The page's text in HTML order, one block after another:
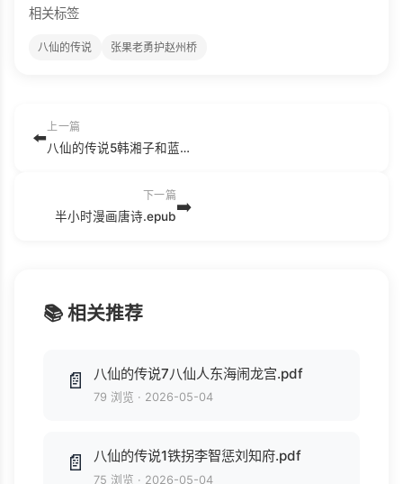
相关标签
八仙的传说 张果老勇护赵州桥
⬅️
上一篇
八仙的传说5韩湘子和蓝采和.pdf
下一篇
半小时漫画唐诗.epub➡️
📚 相关推荐
📄 八仙的传说7八仙人东海闹龙宫.pdf
79 浏览 · 2026-05-04
📄 八仙的传说1铁拐李智惩刘知府.pdf
75 浏览 · 2026-05-04